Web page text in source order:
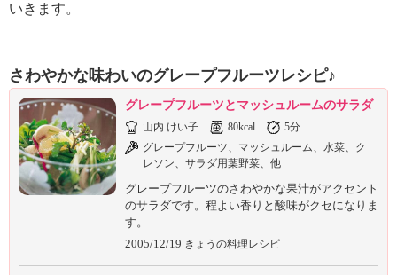
シ
ョ
ナ
ル
「
ん
な
き
いきます。
さわやかな味わいのグレープフルーツレシピ♪
グレープフルーツとマッシュルームのサラダ
山内 けい子 80kcal
5分
グレープフルーツ、マッシュルーム、水菜、ク
レソン、サラダ用葉野菜、他
グレープフルーツのさわやかな果汁がアクセント
のサラダです。程よい香りと酸味がクセになりま
す。
2005/12/19 きょうの料理レシピ